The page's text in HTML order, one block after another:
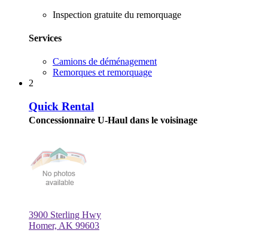
Inspection gratuite du remorquage
Services
Camions de déménagement
Remorques et remorquage
2
Quick Rental
Concessionnaire U-Haul dans le voisinage
3900 Sterling Hwy
Homer, AK 99603